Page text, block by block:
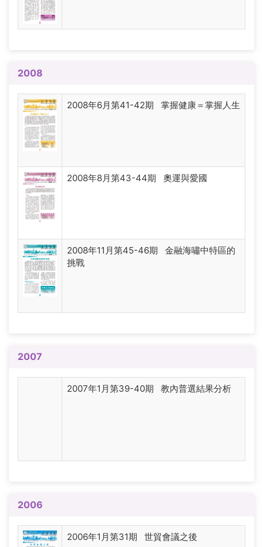
2008
2008年6月第41-42期 掌握健康＝掌握人生
2008年8月第43-44期 奧運與愛國
2008年11月第45-46期 金融海嘯中特區的
挑戰
2007
2007年1月第39-40期 教內普選結果分析
2006
2006年1月第31期 世貿會議之後